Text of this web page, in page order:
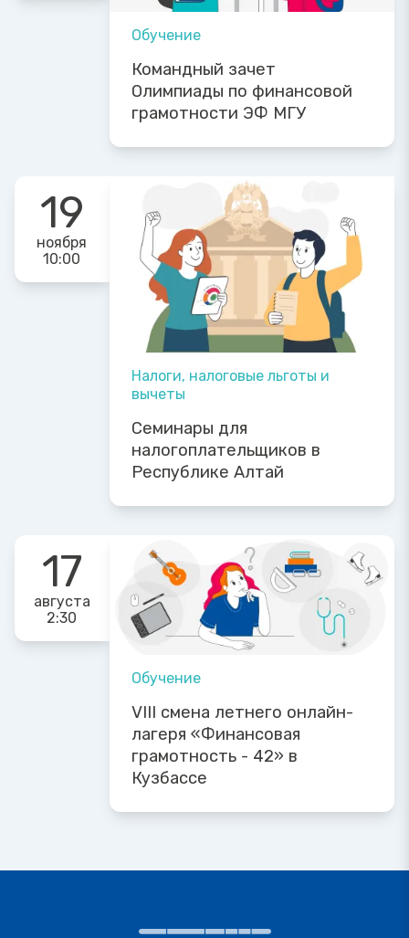
Обучение
Командный зачет
Олимпиады по финансовой
грамотности ЭФ МГУ
19
ноября
10:00
Налоги, налоговые льготы и
вычеты
Семинары для
налогоплательщиков в
Республике Алтай
17
августа
2:30
Обучение
VIII смена летнего онлайн-
лагеря «Финансовая
грамотность - 42» в
Кузбассе